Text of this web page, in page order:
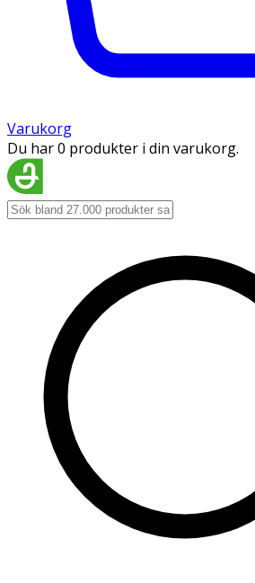
Varukorg
Du har 0 produkter i din varukorg.